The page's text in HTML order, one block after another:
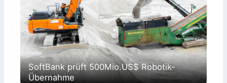
SoftBank prüft 500Mio.US$ Robotik-
Übernahme